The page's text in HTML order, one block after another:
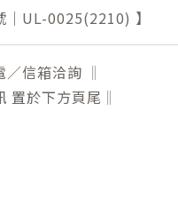
｜UL-0025(2210) 】
／信箱洽詢 ‖
置於下方頁尾‖